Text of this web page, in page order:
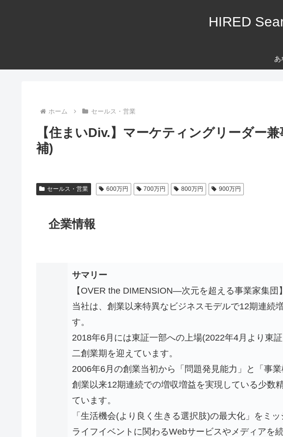
HIRED
あ
ホーム セールス・営業
【住まいDiv.】マーケティングリーダー
補)
セールス・営業 600万円 700万円 800万円 900万円
企業情報
サマリー
【OVER the DIMENSION―次元を超える事業家集団】
当社は、創業以来特異なビジネスモデルで12期連続
す。
2018年6月には東証一部への上場(2022年4月より東
二創業期を迎えています。
2006年6月の創業当初から「問題発見能力」と「事業
創業以来12期連続での増収増益を実現している少数
ています。
「生活機会(より良く生きる選択肢)の最大化」をミッ
ライフイベントに関わるWebサービスやメディアを